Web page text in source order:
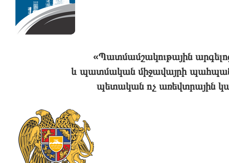
«Պատմամշակութային
և պատմական միջավայրի
պետական ոչ առեվտրային